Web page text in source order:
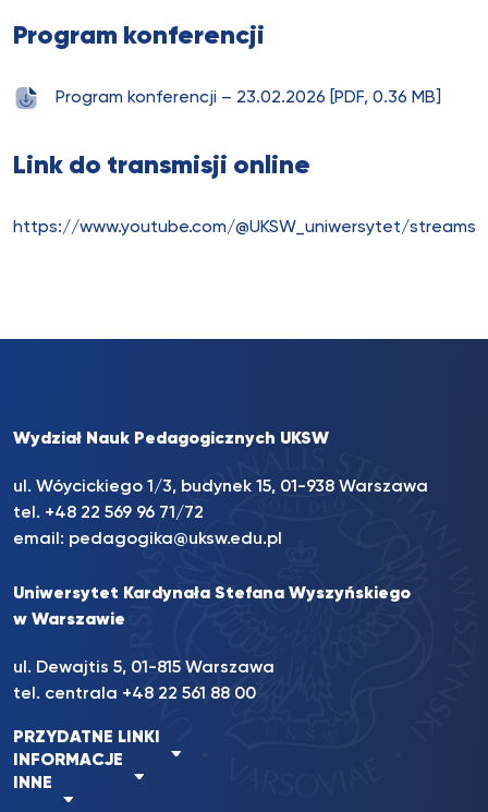
Program konferencji
Program konferencji – 23.02.2026 [PDF, 0.36 MB]
Link do transmisji online
https://www.youtube.com/@UKSW_uniwersytet/streams
Wydział Nauk Pedagogicznych UKSW
ul. Wóycickiego 1/3, budynek 15, 01-938 Warszawa
tel. +48 22 569 96 71/72
email: pedagogika@uksw.edu.pl
Uniwersytet Kardynała Stefana Wyszyńskiego
w Warszawie
ul. Dewajtis 5, 01-815 Warszawa
tel. centrala +48 22 561 88 00
PRZYDATNE LINKI
INFORMACJE
INNE